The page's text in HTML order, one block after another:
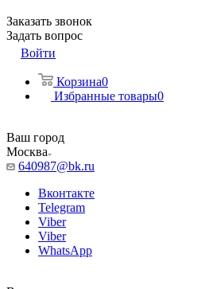
Заказать звонок
Задать вопрос
Войти
Корзина0
Избранные товары0
Ваш город
Москва
640987@bk.ru
Вконтакте
Telegram
Viber
Viber
WhatsApp